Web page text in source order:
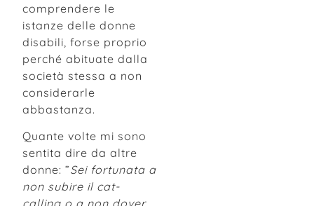
comprendere le
istanze delle donne
disabili, forse proprio
perché abituate dalla
società stessa a non
considerarle
abbastanza.
Quante volte mi sono
sentita dire da altre
donne: ”Sei fortunata a
non subire il cat-